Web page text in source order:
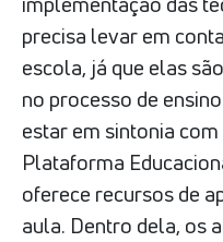
precisa levar em
escola, já que elas
no processo de
estar em sintonia
Plataforma
oferece recursos de
aula. Dentro dela, os